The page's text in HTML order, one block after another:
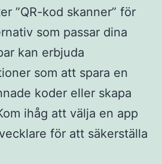
”QR-kod skanner” för
som passar dina
kan erbjuda
som att spara en
koder eller skapa
ihåg att välja en app
för att säkerställa